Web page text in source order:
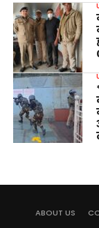
ABOUT US